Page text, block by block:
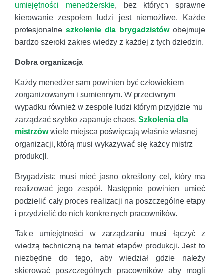
umiejętności menedżerskie, bez których sprawne
kierowanie zespołem ludzi jest niemożliwe. Każde
profesjonalne szkolenie dla brygadzistówobejmuje
bardzo szeroki zakres wiedzy z każdej z tych dziedzin.
Dobra organizacja
Każdy menedżer sam powinien być człowiekiem
zorganizowanym i sumiennym. W przeciwnym
wypadku również w zespole ludzi którym przyjdzie mu
zarządzać szybko zapanuje chaos. Szkolenia dla
mistrzówwiele miejsca poświęcają właśnie własnej
organizacji, którą musi wykazywać się każdy mistrz
produkcji.
Brygadzista musi mieć jasno określony cel, który ma
realizować jego zespół. Następnie powinien umieć
podzielić cały proces realizacji na poszczególne etapy
i przydzielić do nich konkretnych pracowników.
Takie umiejętności w zarządzaniu musi łączyć z
wiedzą techniczną na temat etapów produkcji. Jest to
niezbędne do tego, aby wiedział gdzie należy
skierować poszczególnych pracowników aby mogli